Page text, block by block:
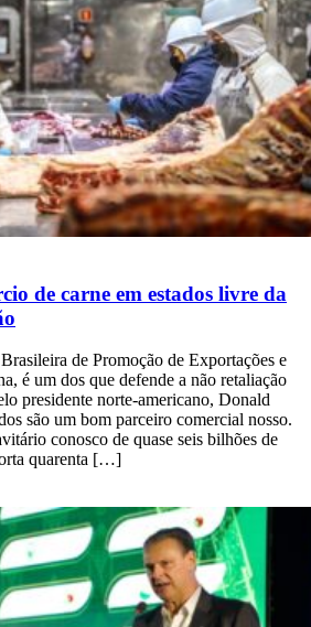
de carne em estados livre da
de Promoção de Exportações e
é um dos que defende a não retaliação
presidente norte-americano, Donald
são um bom parceiro comercial nosso.
conosco de quase seis bilhões de
quarenta […]